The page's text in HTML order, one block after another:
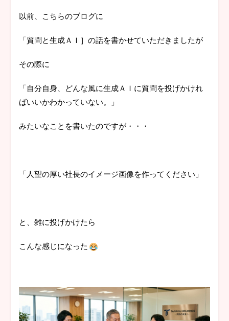
以前、こちらのブログに
「質問と生成ＡＩ］の話を書かせていただきましたが
その際に
「自分自身、どんな風に生成ＡＩに質問を投げかけれ
ばいいかわかっていない。」
みたいなことを書いたのですが・・・
「人望の厚い社長のイメージ画像を作ってください」
と、雑に投げかけたら
こんな感じになった